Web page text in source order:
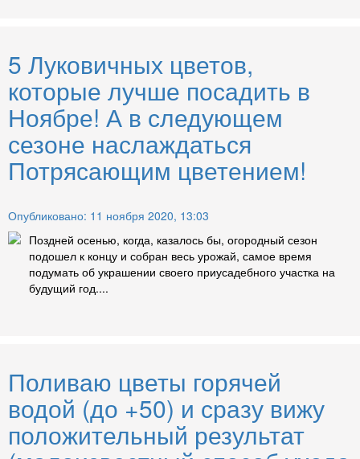
5 Луковичных цветов,
которые лучше посадить в
Ноябре! А в следующем
сезоне наслаждаться
Потрясающим цветением!
Опубликовано: 11 ноября 2020, 13:03
Поздней осенью, когда, казалось бы, огородный сезон
подошел к концу и собран весь урожай, самое время
подумать об украшении своего приусадебного участка на
будущий год....
Поливаю цветы горячей
водой (до +50) и сразу вижу
положительный результат